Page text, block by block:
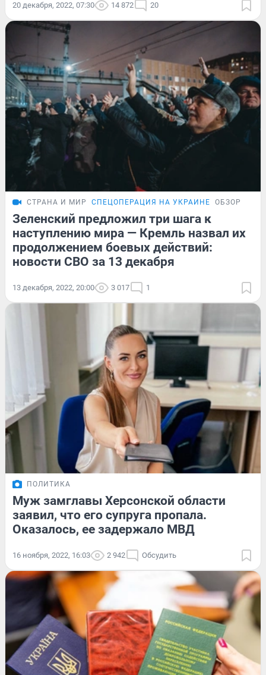
20 декабря, 2022, 07:30 14 872 20
СТРАНА И МИР СПЕЦОПЕРАЦИЯ НА УКРАИНЕ ОБЗОР
Зеленский предложил три шага к
наступлению мира — Кремль назвал их
продолжением боевых действий:
новости СВО за 13 декабря
13 декабря, 2022, 20:00 3 017 1
ПОЛИТИКА
Муж замглавы Херсонской области
заявил, что его супруга пропала.
Оказалось, ее задержало МВД
16 ноября, 2022, 16:03 2 942 Обсудить